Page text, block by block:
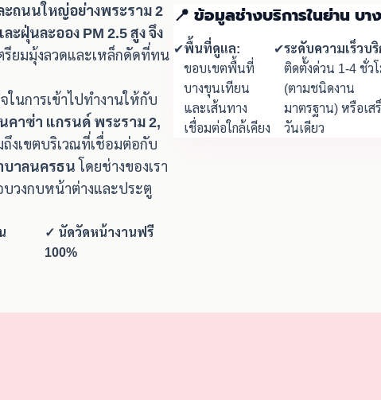
ถนนใหญ่อย่างพระราม 2
ฝุ่นละออง PM 2.5 สูง จึง
ตรียมมุ้งลวดและเหล็กดัดที่ทน
ในการเข้าไปทำงานให้กับ
คาซ่า แกรนด์ พระราม 2,
ถึงเขตบริเวณที่เชื่อมต่อกับ
บาลนครธน โดยช่างของเรา
วงกบหน้าต่างและประตู
✓ นัดวัดหน้างานฟรี
100%
📍 ข้อมูลช่างบริการในย่าน บา
✔พื้นที่ดูแล:
ขอบเขตพื้นที่
บางขุนเทียน
และเส้นทาง
เชื่อมต่อใกล้เคียง
✔ระดับความเร็วบริ
ติดตั้งด่วน 1-4 ชั่ว
(ตามชนิดงาน
มาตรฐาน) หรือเส
วันเดียว